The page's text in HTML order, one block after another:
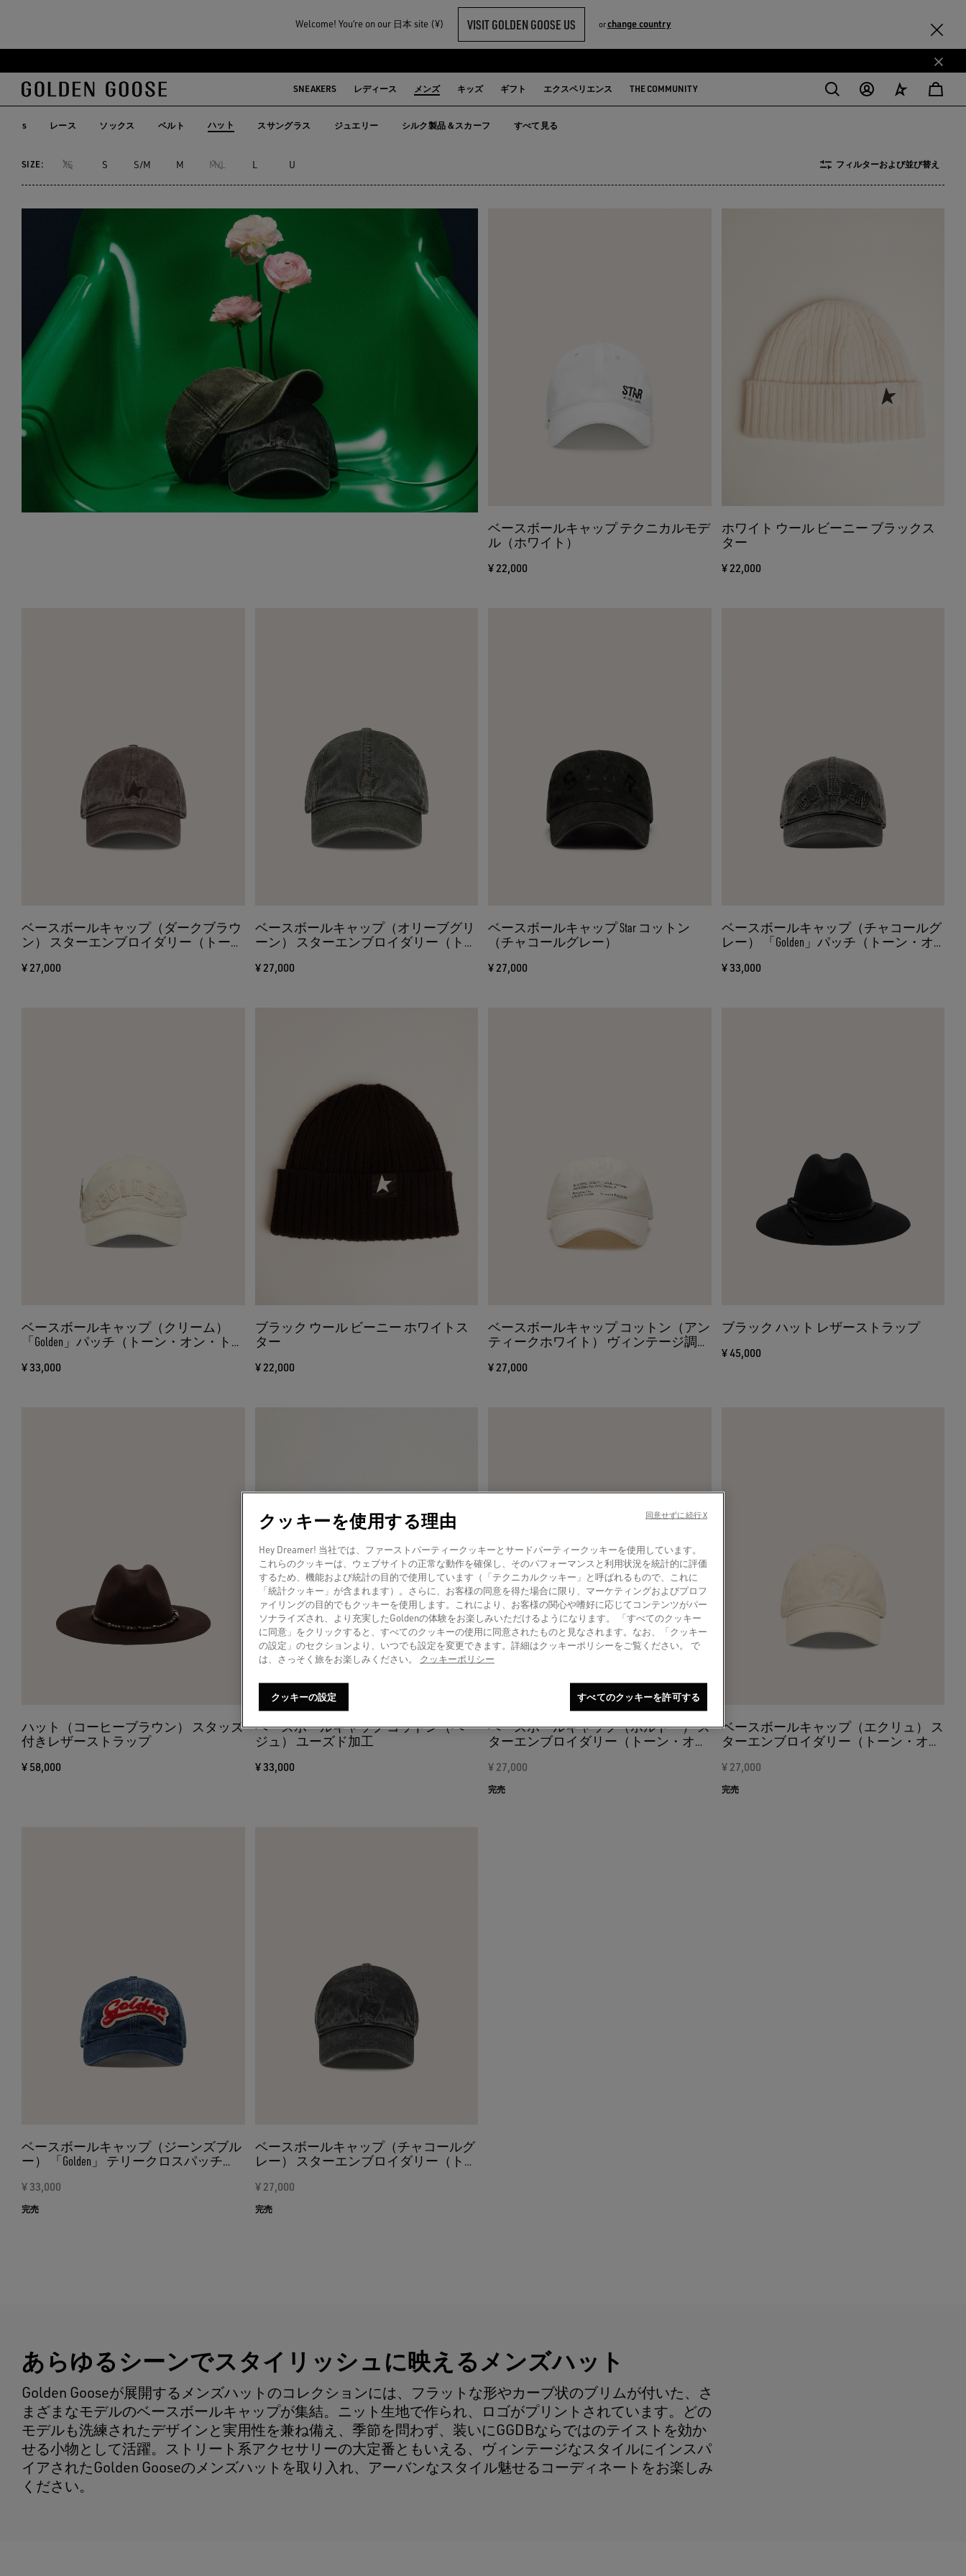
Welcome! You‘re on our 日本 site (¥) VISIT GOLDEN GOOSE US orchange country
メ
イ
ン
コ
ツ
に
フ
ッ
タ
ー
ン
ツ
SNEAKERS レディース メンズ キッズ ギフト エクスペリエンス THE COMMUNITY
ハット
16点の商品
Skins レース ソックス ベルト ハット スサングラス ジュエリー シルク製品＆スカーフ すべて見る
SIZE: XS S S/M M M/L L U フィルターおよび並び替え
ベースボールキャップ テクニカルモデ
ル（ホワイト）
¥ 22,000
ホワイト ウール ビーニー ブラックス
ター
¥ 22,000
ベースボールキャップ（ダークブラウ
ン） スターエンブロイダリー（トー
¥ 27,000
ベースボールキャップ（オリーブグリ
ーン） スターエンブロイダリー（トー
¥ 27,000
ベースボールキャップ Star コットン
（チャコールグレー）
¥ 27,000
ベースボールキャップ（チャコールグ
レー） 「Golden」パッチ（トーン・オ
¥ 33,000
ベースボールキャップ（クリーム）
「Golden」パッチ（トーン・オン・トー
¥ 33,000
ブラック ウール ビーニー ホワイトス
ター
¥ 22,000
ベースボールキャップ コットン（アン
ティークホワイト） ヴィンテージ調レ
¥ 27,000
ブラック ハット レザーストラップ
¥ 45,000
ハット（コーヒーブラウン） スタッズ
付きレザーストラップ
¥ 58,000
ベースボールキャップ コットン（ベー
ジュ） ユーズド加工
¥ 33,000
ベースボールキャップ（ボルドー） ス
ターエンブロイダリー（トーン・オ
¥ 27,000
完売
ベースボールキャップ（エクリュ） ス
ターエンブロイダリー（トーン・オ
¥ 27,000
完売
ベースボールキャップ（ジーンズブル
ー） 「Golden」 テリークロスパッチ
¥ 33,000
完売
ベースボールキャップ（チャコールグ
レー） スターエンブロイダリー（トー
¥ 27,000
完売
あらゆるシーンでスタイリッシュに映えるメンズハット
Golden Gooseが展開するメンズハットのコレクションには、フラットな形やカーブ状のブリムが付いた、さ
まざまなモデルのベースボールキャップが集結。ニット生地で作られ、ロゴがプリントされています。どの
モデルも洗練されたデザインと実用性を兼ね備え、季節を問わず、装いにGGDBならではのテイストを効か
せる小物として活躍。ストリート系アクセサリーの大定番ともいえる、ヴィンテージなスタイルにインスパ
イアされたGolden Gooseのメンズハットを取り入れ、アーバンなスタイル魅せるコーディネートをお楽しみ
ください。
クッキーを使用する理由
Hey Dreamer! 当社では、ファーストパーティークッキーとサードパーティークッキーを使用しています。
これらのクッキーは、ウェブサイトの正常な動作を確保し、そのパフォーマンスと利用状況を統計的に評価
するため、機能および統計の目的で使用しています（「テクニカルクッキー」と呼ばれるもので、これに
「統計クッキー」が含まれます）。さらに、お客様の同意を得た場合に限り、マーケティングおよびプロフ
ァイリングの目的でもクッキーを使用します。これにより、お客様の関心や嗜好に応じてコンテンツがパー
ソナライズされ、より充実したGoldenの体験をお楽しみいただけるようになります。 「すべてのクッキー
に同意」をクリックすると、すべてのクッキーの使用に同意されたものと見なされます。なお、「クッキー
の設定」のセクションより、いつでも設定を変更できます。詳細はクッキーポリシーをご覧ください。 で
は、さっそく旅をお楽しみください。 クッキーポリシー
クッキーの設定 すべてのクッキーを許可する
同意せずに続行 X